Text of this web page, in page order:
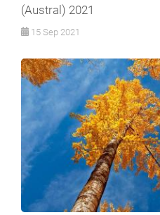
(Austral) 2021
15 Sep 2021